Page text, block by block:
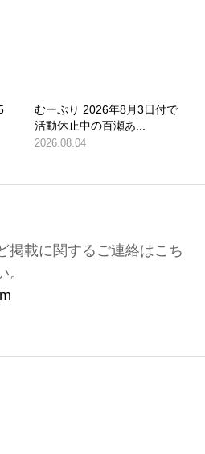
むーぷり 2026年8月3日付で
活動休止中の百瀬あ...
2026.08.04
掲載に関するご連絡はこち